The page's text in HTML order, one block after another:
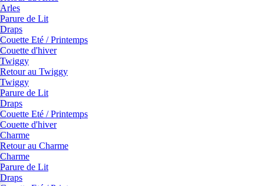
Arles
Parure de Lit
Draps
Couette Eté / Printemps
Couette d'hiver
Twiggy
Retour au Twiggy
Twiggy
Parure de Lit
Draps
Couette Eté / Printemps
Couette d'hiver
Charme
Retour au Charme
Charme
Parure de Lit
Draps